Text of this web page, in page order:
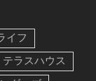
イフ
テラスハウス